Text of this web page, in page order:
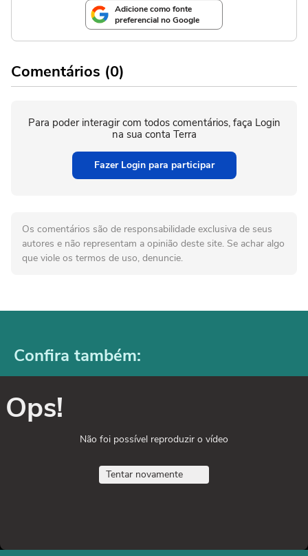
Adicione como fonte
preferencial no Google
Comentários (0)
Para poder interagir com todos comentários, faça Login
na sua conta Terra
Fazer Login para participar
Os comentários são de responsabilidade exclusiva de seus
autores e não representam a opinião deste site. Se achar algo
que viole os termos de uso, denuncie.
Confira também:
Ops!
Não foi possível reproduzir o vídeo
Tentar novamente